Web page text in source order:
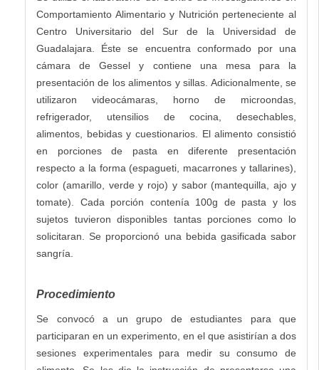
Comportamiento Alimentario y Nutrición perteneciente al
Centro Universitario del Sur de la Universidad de
Guadalajara. Éste se encuentra conformado por una
cámara de Gessel y contiene una mesa para la
presentación de los alimentos y sillas. Adicionalmente, se
utilizaron videocámaras, horno de microondas,
refrigerador, utensilios de cocina, desechables,
alimentos, bebidas y cuestionarios. El alimento consistió
en porciones de pasta en diferente presentación
respecto a la forma (espagueti, macarrones y tallarines),
color (amarillo, verde y rojo) y sabor (mantequilla, ajo y
tomate). Cada porción contenía 100g de pasta y los
sujetos tuvieron disponibles tantas porciones como lo
solicitaran. Se proporcionó una bebida gasificada sabor
sangría.
Procedimiento
Se convocó a un grupo de estudiantes para que
participaran en un experimento, en el que asistirían a dos
sesiones experimentales para medir su consumo de